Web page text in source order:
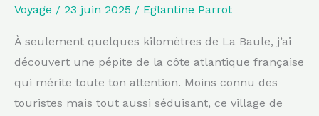
Voyage / 23 juin 2025 / Eglantine Parrot
À seulement quelques kilomètres de La Baule, j’ai
découvert une pépite de la côte atlantique française
qui mérite toute ton attention. Moins connu des
touristes mais tout aussi séduisant, ce village de